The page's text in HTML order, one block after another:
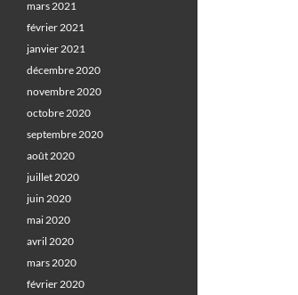
mars 2021
février 2021
janvier 2021
décembre 2020
novembre 2020
octobre 2020
septembre 2020
août 2020
juillet 2020
juin 2020
mai 2020
avril 2020
mars 2020
février 2020